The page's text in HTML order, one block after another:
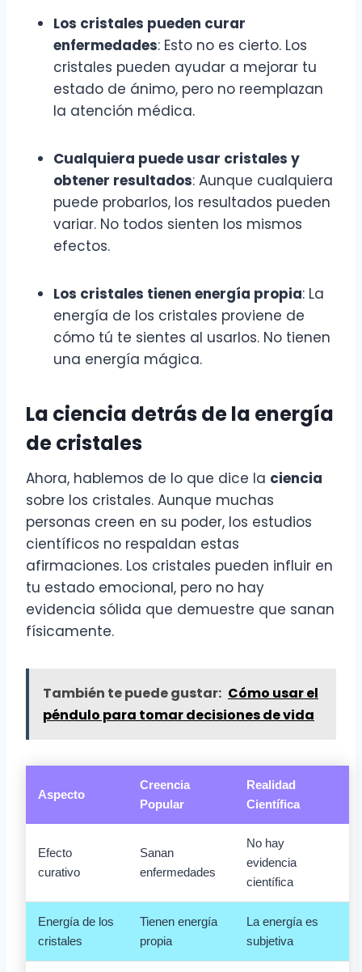
Los cristales pueden curar
enfermedades: Esto no es cierto. Los
cristales pueden ayudar a mejorar tu
estado de ánimo, pero no reemplazan
la atención médica.
Cualquiera puede usar cristales y
obtener resultados: Aunque cualquiera
puede probarlos, los resultados pueden
variar. No todos sienten los mismos
efectos.
Los cristales tienen energía propia: La
energía de los cristales proviene de
cómo tú te sientes al usarlos. No tienen
una energía mágica.
La ciencia detrás de la energía
de cristales
Ahora, hablemos de lo que dice la ciencia
sobre los cristales. Aunque muchas
personas creen en su poder, los estudios
científicos no respaldan estas
afirmaciones. Los cristales pueden influir en
tu estado emocional, pero no hay
evidencia sólida que demuestre que sanan
físicamente.
También te puede gustar: Cómo usar el
péndulo para tomar decisiones de vida
Aspecto
Creencia
Popular
Realidad
Científica
Efecto
curativo
Sanan
enfermedades
No hay
evidencia
científica
Energía de los
cristales
Tienen energía
propia
La energía es
subjetiva